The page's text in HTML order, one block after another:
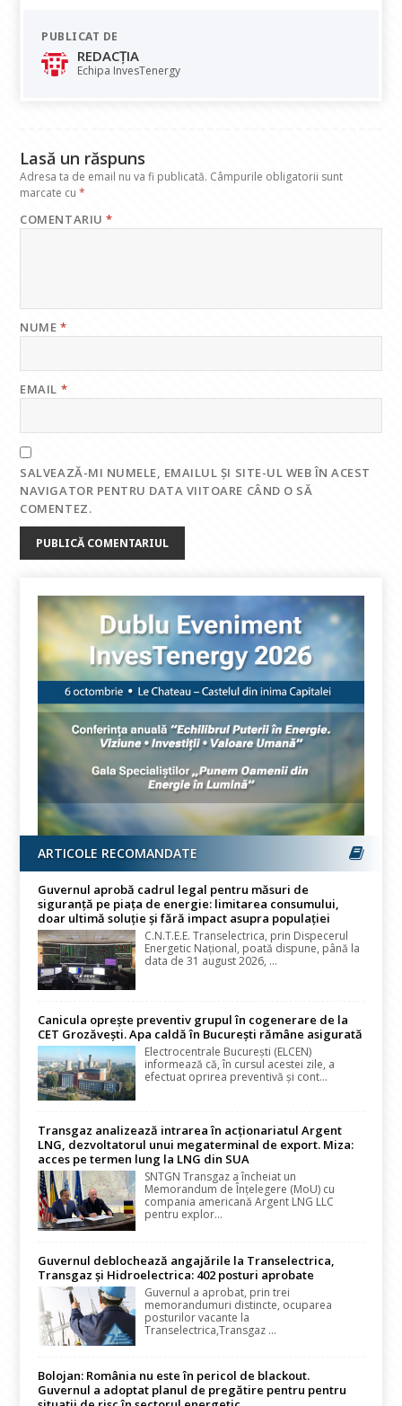
e
b
o
at
s
A dI
PUBLICAT DE
REDACȚIA
Echipa InvesTenergy
Lasă un răspuns
Adresa ta de email nu va fi publicată. Câmpurile obligatorii sunt
marcate cu*
COMENTARIU*
NUME*
EMAIL *
SALVEAZĂ-MI NUMELE, EMAILUL ȘI SITE-UL WEB ÎN ACEST
NAVIGATOR PENTRU DATA VIITOARE CÂND O SĂ
COMENTEZ.
ARTICOLE RECOMANDATE
Guvernul aprobă cadrul legal pentru măsuri de
siguranță pe piața de energie: limitarea consumului,
doar ultimă soluție și fără impact asupra populației
C.N.T.E.E. Transelectrica, prin Dispecerul
Energetic Național, poată dispune, până la
data de 31 august 2026, ...
Canicula oprește preventiv grupul în cogenerare de la
CET Grozăvești. Apa caldă în București rămâne asigurată
Electrocentrale București (ELCEN)
informează că, în cursul acestei zile, a
efectuat oprirea preventivă și cont...
Transgaz analizează intrarea în acționariatul Argent
LNG, dezvoltatorul unui megaterminal de export. Miza:
acces pe termen lung la LNG din SUA
SNTGN Transgaz a încheiat un
Memorandum de Înțelegere (MoU) cu
compania americană Argent LNG LLC
pentru explor...
Guvernul deblochează angajările la Transelectrica,
Transgaz și Hidroelectrica: 402 posturi aprobate
Guvernul a aprobat, prin trei
memorandumuri distincte, ocuparea
posturilor vacante la
Transelectrica,Transgaz ...
Bolojan: România nu este în pericol de blackout.
Guvernul a adoptat planul de pregătire pentru pentru